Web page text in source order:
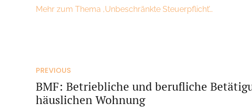
Mehr zum Thema ‚Unbeschränkte Steuerpflicht’…
PREVIOUS
BMF: Betriebliche und berufliche
häuslichen Wohnung